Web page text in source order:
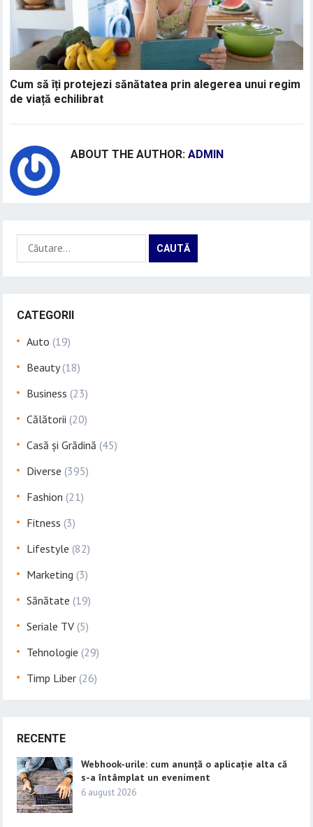
Cum să îți protejezi sănătatea prin alegerea unui regim
de viață echilibrat
ABOUT THE AUTHOR:ADMIN
Caută
după:
CATEGORII
Auto (19)
Beauty(18)
Business (23)
Călătorii (20)
Casă și Grădină (45)
Diverse (395)
Fashion (21)
Fitness (3)
Lifestyle (82)
Marketing (3)
Sănătate (19)
Seriale TV (5)
Tehnologie (29)
Timp Liber (26)
RECENTE
Webhook-urile: cum anunță o aplicație alta că
s-a întâmplat un eveniment
6 august 2026